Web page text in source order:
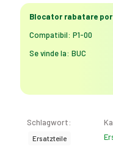
Blocator rabatare
Compatibil: P1-00
Se vinde la: BUC
Schlagwort:
Ersatzteile